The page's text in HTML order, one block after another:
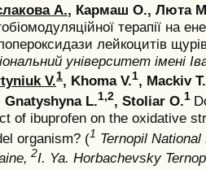
А., Кармаш О., Люта
терапії на
лейкоцитів
університет імені
V.1, Khoma V.1, Mackiv T.
Gnatyshyna L.1,2, Stoliar O.1
of ibuprofen on the oxidative
organism? (1 Ternopil
2I. Ya. Horbachevsky